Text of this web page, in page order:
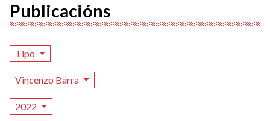
Publicacións
Tipo
Vincenzo Barra
2022